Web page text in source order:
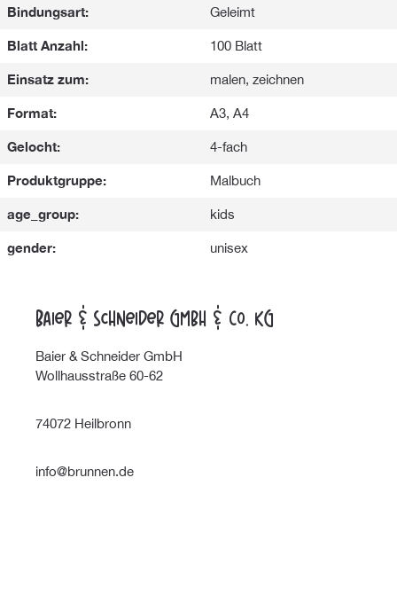
Bindungsart: Geleimt
Blatt Anzahl: 100 Blatt
Einsatz zum: malen, zeichnen
Format: A3, A4
Gelocht: 4-fach
Produktgruppe: Malbuch
age_group: kids
gender: unisex
Baier & Schneider GmbH & Co. KG
Baier & Schneider GmbH
Wollhausstraße 60-62
74072 Heilbronn
info@brunnen.de